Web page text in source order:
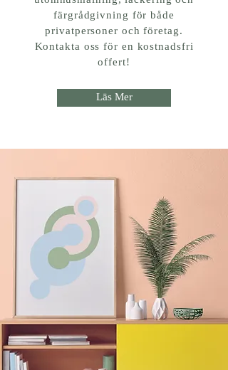
färgrådgivning för både
privatpersoner och företag.
Kontakta oss för en kostnadsfri
offert!
Läs Mer